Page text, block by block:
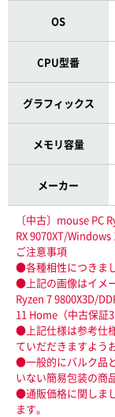
OS
CPU型番
グラフィックス
メモリ容量
メーカー
〔中古〕mouse PC
RX 9070XT/
ご注意事項
●各種相性につきま
●上記の画像はイメ
Ryzen 7 9800X3D/
11 Home（中古保証
●上記仕様は参考仕
ていだだきますよう
●一般的にバルク品
いない簡易包装の商
●通販価格に関しま
ます。